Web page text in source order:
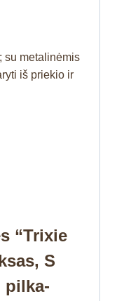
su metalinėmis
iš priekio ir
“Trixie
S
pilka-